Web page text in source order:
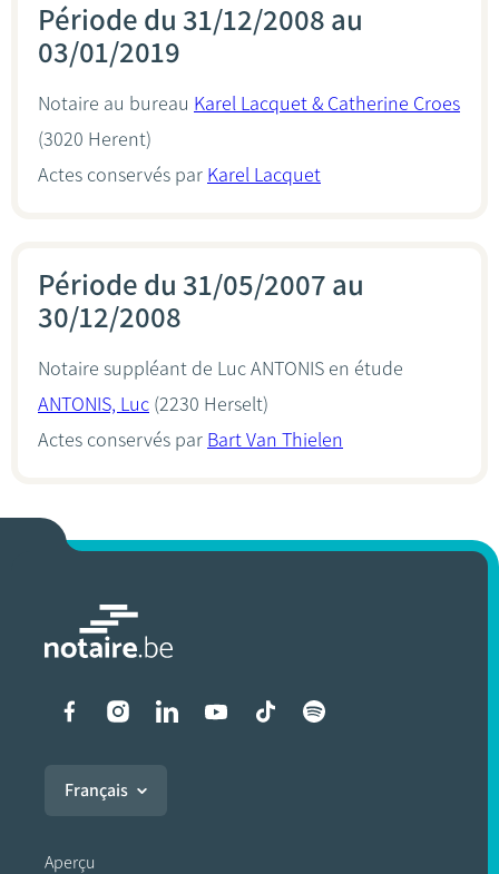
Période du 31/12/2008 au
03/01/2019
Notaire au bureau Karel Lacquet & Catherine Croes
(3020 Herent)
Actes conservés par Karel Lacquet
Période du 31/05/2007 au
30/12/2008
Notaire suppléant de Luc ANTONIS en étude
ANTONIS, Luc (2230 Herselt)
Actes conservés par Bart Van Thielen
Liens vers les réseaux
Français
Aperçu